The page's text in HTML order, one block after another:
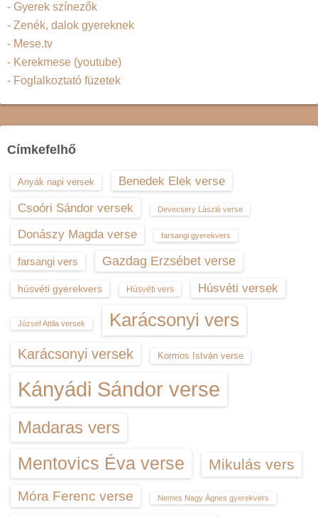
- Gyerek színezők
- Zenék, dalok gyereknek
- Mese.tv
- Kerekmese (youtube)
- Foglalkoztató füzetek
Címkefelhő
Anyák napi versek
Benedek Elek verse
Csoóri Sándor versek
Devecsery László verse
Donászy Magda verse farsangi gyerekvers
farsangi vers Gazdag Erzsébet verse
húsvéti gyerekvers Húsvéti vers Húsvéti versek
József Attila versek Karácsonyi vers
Karácsonyi versek Kormos István verse
Kányádi Sándor verse
Madaras vers
Mentovics Éva verse Mikulás vers
Móra Ferenc verse Nemes Nagy Ágnes gyerekvers